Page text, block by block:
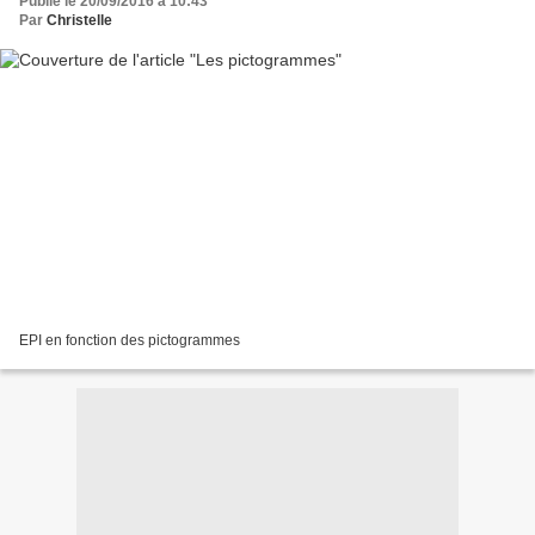
Par Christelle
EPI en fonction des pictogrammes